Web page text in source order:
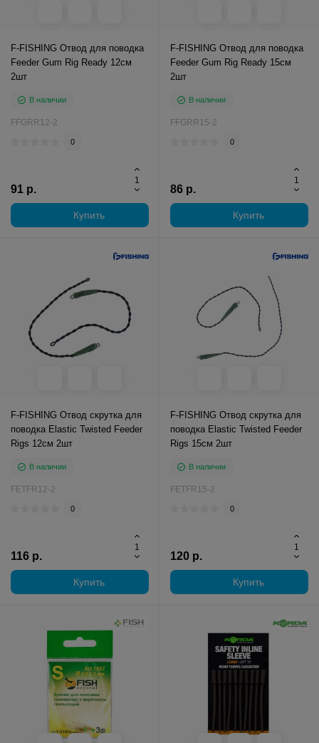
F-FISHING Отвод для поводка
Feeder Gum Rig Ready 12см
2шт
В наличии
FFGRR12-2
0
91 р.
Купить
F-FISHING Отвод для поводка
Feeder Gum Rig Ready 15см
2шт
В наличии
FFGRR15-2
0
86 р.
Купить
F-FISHING Отвод скрутка для
поводка Elastic Twisted Feeder
Rigs 12см 2шт
В наличии
FETFR12-2
0
116 р.
Купить
F-FISHING Отвод скрутка для
поводка Elastic Twisted Feeder
Rigs 15см 2шт
В наличии
FETFR15-2
0
120 р.
Купить